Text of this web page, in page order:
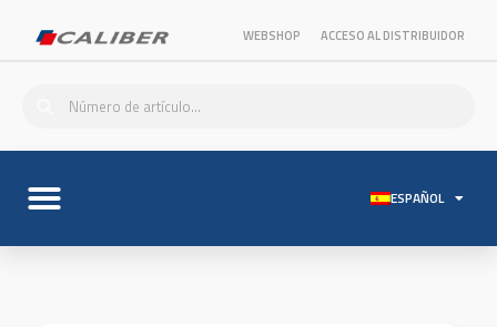
WEBSHOP ACCESO AL DISTRIBUIDOR
ESPAÑOL